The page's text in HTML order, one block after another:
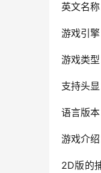
英文名
游戏引
游戏类
支持头
语言版
游戏介绍
2D版的